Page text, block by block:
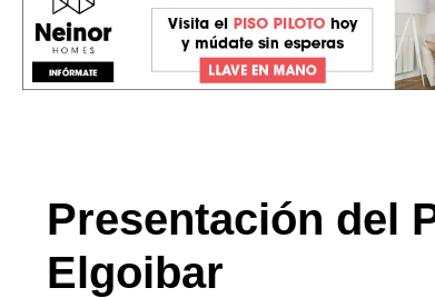
Presentación del
Elgoibar